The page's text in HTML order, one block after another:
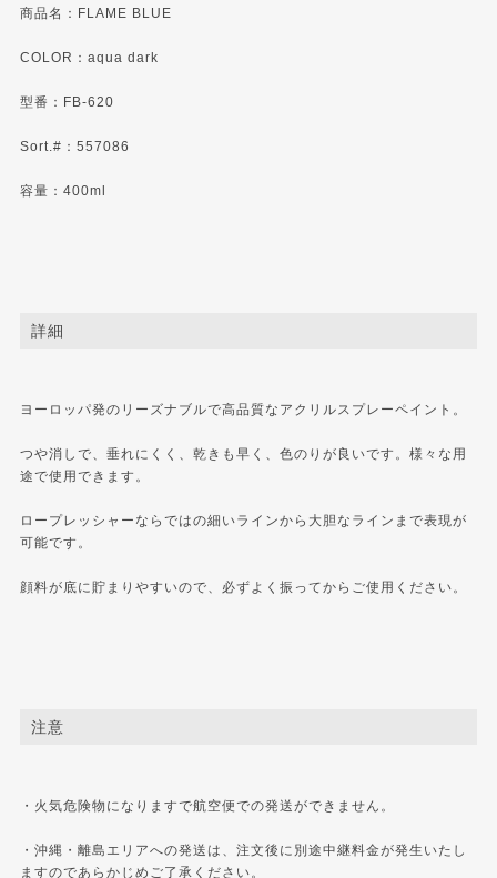
商品名：FLAME BLUE
COLOR：aqua dark
型番：FB-620
Sort.#：557086
容量：400ml
詳細
ヨーロッパ発のリーズナブルで高品質なアクリルスプレーペイント。
つや消しで、垂れにくく、乾きも早く、色のりが良いです。様々な用
途で使用できます。
ロープレッシャーならではの細いラインから大胆なラインまで表現が
可能です。
顔料が底に貯まりやすいので、必ずよく振ってからご使用ください。
注意
・火気危険物になりますで航空便での発送ができません。
・沖縄・離島エリアへの発送は、注文後に別途中継料金が発生いたし
ますのであらかじめご了承ください。